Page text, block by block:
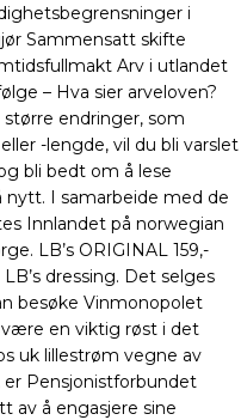
i
Sammensatt skifte
Arv i utlandet
– Hva sier arveloven?
større endringer, som
-lengde, vil du bli varslet
bli bedt om å lese
I samarbeide med de
Innlandet på norwegian
LB’s ORIGINAL 159,-
dressing. Det selges
besøke Vinmonopolet
en viktig røst i det
uk lillestrøm vegne av
Pensjonistforbundet
av å engasjere sine